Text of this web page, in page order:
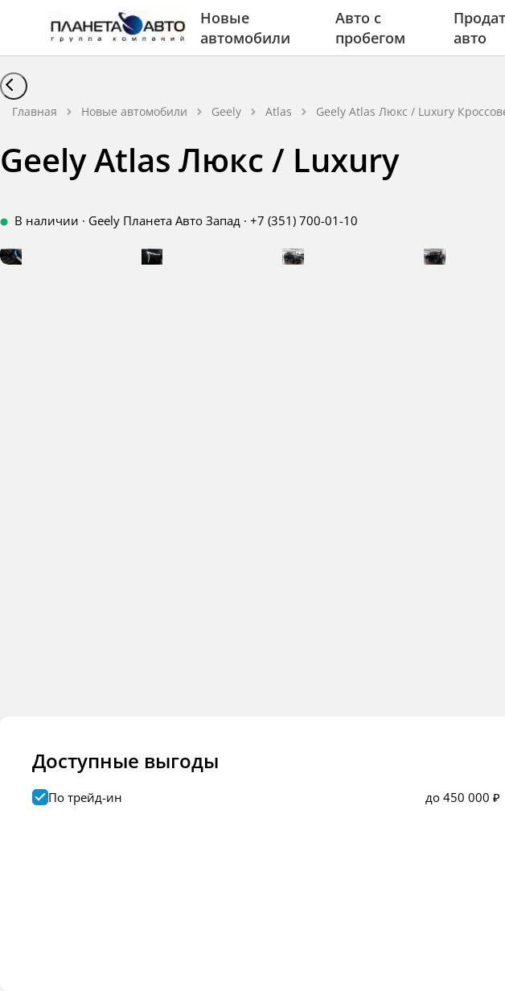
Новые
автомобили
Авто с
пробегом
авто
Главная Новые автомобили Geely Atlas Geely Atlas Люкс / Luxury
Geely Atlas Люкс / Luxury
В наличии · Geely Планета Авто Запад · +7 (351) 700-01-10
Доступные выгоды
до 450 000 ₽
По трейд-ин